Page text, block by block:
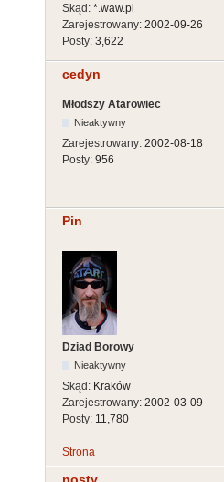
Skąd: *.waw.pl
Zarejestrowany: 2002-09-26
Posty: 3,622
cedyn
Młodszy Atarowiec
Nieaktywny
Zarejestrowany: 2002-08-18
Posty: 956
Pin
Dziad Borowy
Nieaktywny
Skąd: Kraków
Zarejestrowany: 2002-03-09
Posty: 11,780
Strona
nosty